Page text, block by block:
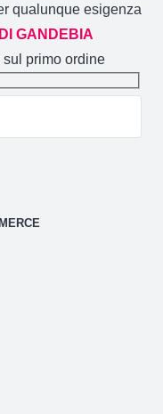
qualunque esigenza
GANDEBIA
primo ordine